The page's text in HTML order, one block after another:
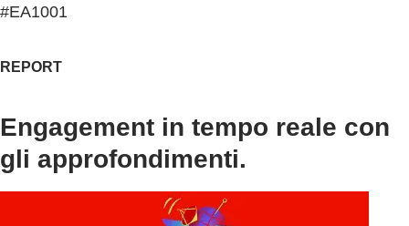
#EA1001
REPORT
Engagement in tempo reale con
gli approfondimenti.